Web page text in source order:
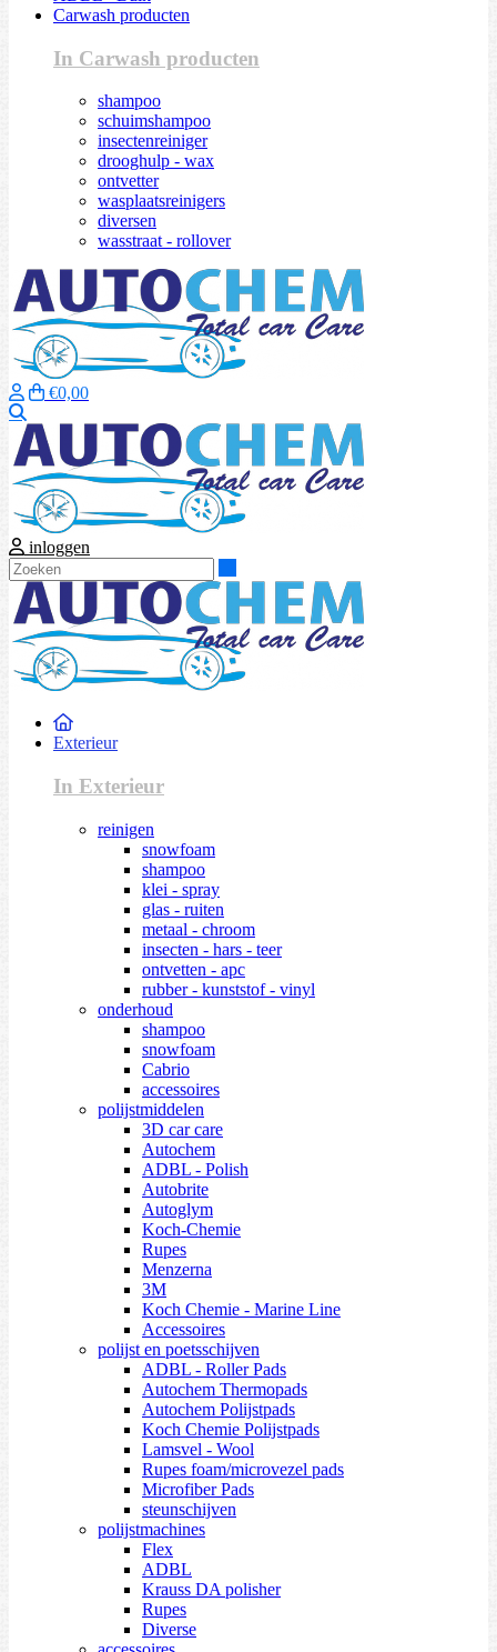
Carwash producten
In Carwash producten
shampoo
schuimshampoo
insectenreiniger
drooghulp - wax
ontvetter
wasplaatsreinigers
diversen
wasstraat - rollover
€0,00
inloggen
Exterieur
In Exterieur
reinigen
snowfoam
shampoo
klei - spray
glas - ruiten
metaal - chroom
insecten - hars - teer
ontvetten - apc
rubber - kunststof - vinyl
onderhoud
shampoo
snowfoam
Cabrio
accessoires
polijstmiddelen
3D car care
Autochem
ADBL - Polish
Autobrite
Autoglym
Koch-Chemie
Rupes
Menzerna
3M
Koch Chemie - Marine Line
Accessoires
polijst en poetsschijven
ADBL - Roller Pads
Autochem Thermopads
Autochem Polijstpads
Koch Chemie Polijstpads
Lamsvel - Wool
Rupes foam/microvezel pads
Microfiber Pads
steunschijven
polijstmachines
Flex
ADBL
Krauss DA polisher
Rupes
Diverse